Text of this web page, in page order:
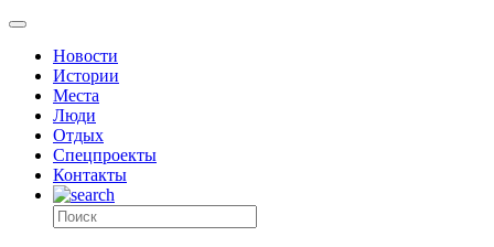
Новости
Истории
Места
Люди
Отдых
Спецпроекты
Контакты